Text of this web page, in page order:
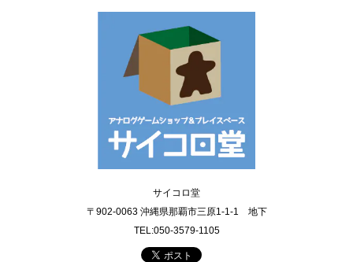
サイコロ堂
〒902-0063 沖縄県那覇市三原1-1-1 地下
TEL:050-3579-1105